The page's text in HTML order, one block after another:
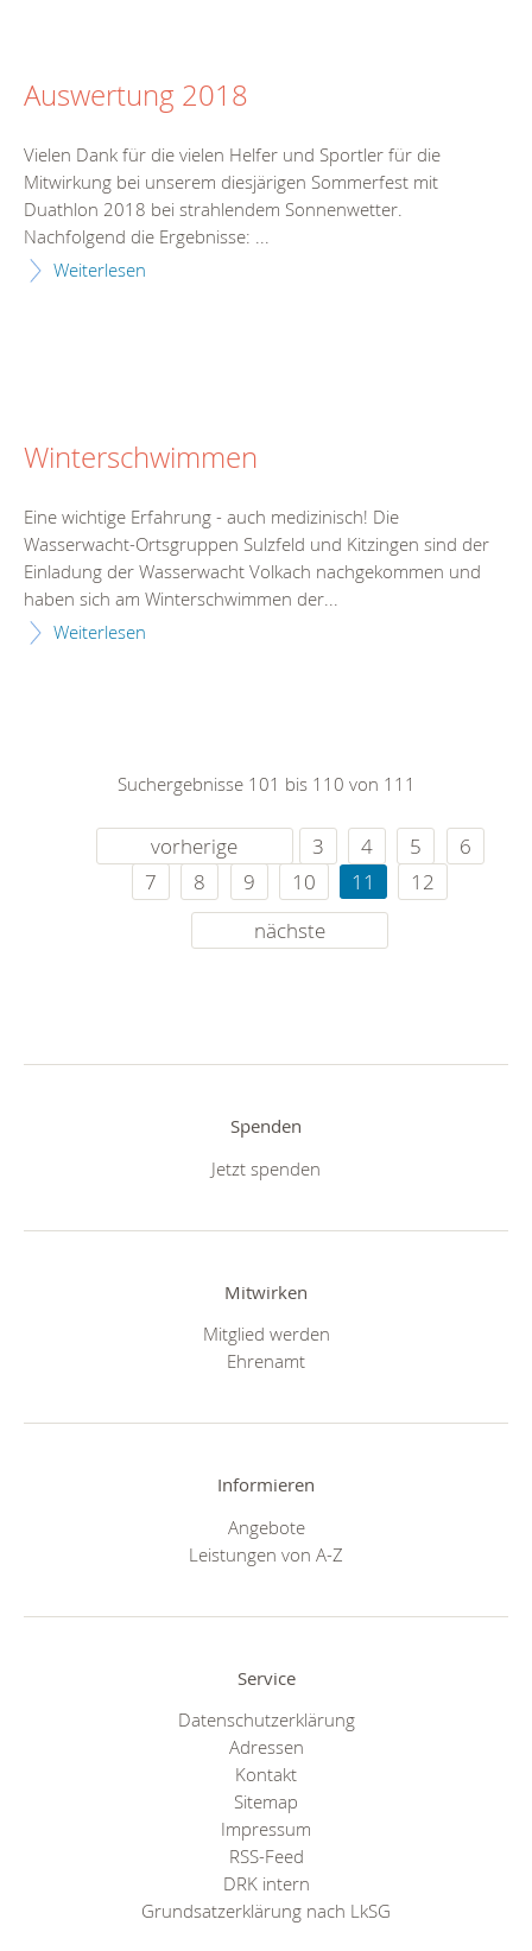
Auswertung 2018
Vielen Dank für die vielen Helfer und Sportler für die
Mitwirkung bei unserem diesjärigen Sommerfest mit
Duathlon 2018 bei strahlendem Sonnenwetter.
Nachfolgend die Ergebnisse: ...
Weiterlesen
Winterschwimmen
Eine wichtige Erfahrung - auch medizinisch! Die
Wasserwacht-Ortsgruppen Sulzfeld und Kitzingen sind der
Einladung der Wasserwacht Volkach nachgekommen und
haben sich am Winterschwimmen der...
Weiterlesen
Suchergebnisse 101 bis 110 von 111
vorherige 3 4 5
6
7
8 9 10 11
12
nächste
Spenden
Jetzt spenden
Mitwirken
Mitglied werden
Ehrenamt
Informieren
Angebote
Leistungen von A-Z
Service
Datenschutzerklärung
Adressen
Kontakt
Sitemap
Impressum
RSS-Feed
DRK intern
Grundsatzerklärung nach LkSG